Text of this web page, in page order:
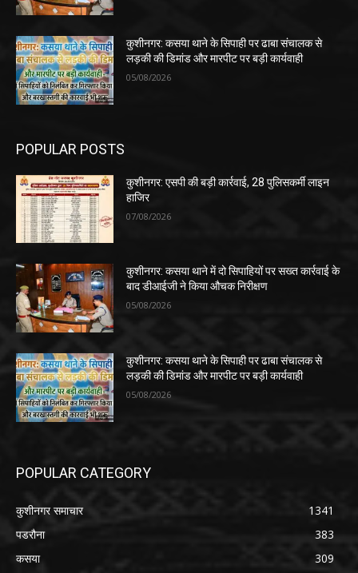
कुशीनगर: कसया थाने के सिपाही पर ढाबा संचालक से
लड़की की डिमांड और मारपीट पर बड़ी कार्यवाही
05/08/2026
POPULAR POSTS
कुशीनगर: एसपी की बड़ी कार्रवाई, 28 पुलिसकर्मी लाइन
हाजिर
07/08/2026
कुशीनगर: कसया थाने में दो सिपाहियों पर सख्त कार्रवाई के
बाद डीआईजी ने किया औचक निरीक्षण
05/08/2026
कुशीनगर: कसया थाने के सिपाही पर ढाबा संचालक से
लड़की की डिमांड और मारपीट पर बड़ी कार्यवाही
05/08/2026
POPULAR CATEGORY
कुशीनगर समाचार
1341
पडरौना
383
कसया
309